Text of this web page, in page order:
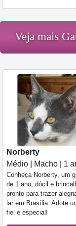
Veja mais
Norberty
Médio | Macho | 1
Conheça Norberty, um
de 1 ano, dócil e
pronto para trazer
lar em Brasília. Adote
fiel e especial!